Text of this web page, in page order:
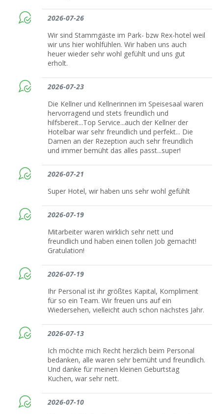
2026-07-26
Wir sind Stammgäste im Park- bzw Rex-hotel weil
wir uns hier wohlfühlen. Wir haben uns auch
heuer wieder sehr wohl gefühlt und uns gut
erholt.
2026-07-23
Die Kellner und Kellnerinnen im Speisesaal waren
hervorragend und stets freundlich und
hilfsbereit...Top Service...auch der Kellner der
Hotelbar war sehr freundlich und perfekt... Die
Damen an der Rezeption auch sehr freundlich
und immer bemüht das alles passt...super!
2026-07-21
Super Hotel, wir haben uns sehr wohl gefühlt
2026-07-19
Mitarbeiter waren wirklich sehr nett und
freundlich und haben einen tollen Job gemacht!
Gratulation!
2026-07-19
Ihr Personal ist ihr größtes Kapital, Kompliment
für so ein Team. Wir freuen uns auf ein
Wiedersehen, vielleicht auch schon nächstes Jahr.
2026-07-13
Ich möchte mich Recht herzlich beim Personal
bedanken, alle waren sehr bemüht und freundlich.
Und danke für meinen kleinen Geburtstag
Kuchen, war sehr nett.
2026-07-10